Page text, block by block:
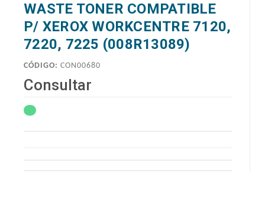
WASTE TONER COMPATIBLE
P/ XEROX WORKCENTRE 7120,
7220, 7225 (008R13089)
CÓDIGO: CON00680
Consultar